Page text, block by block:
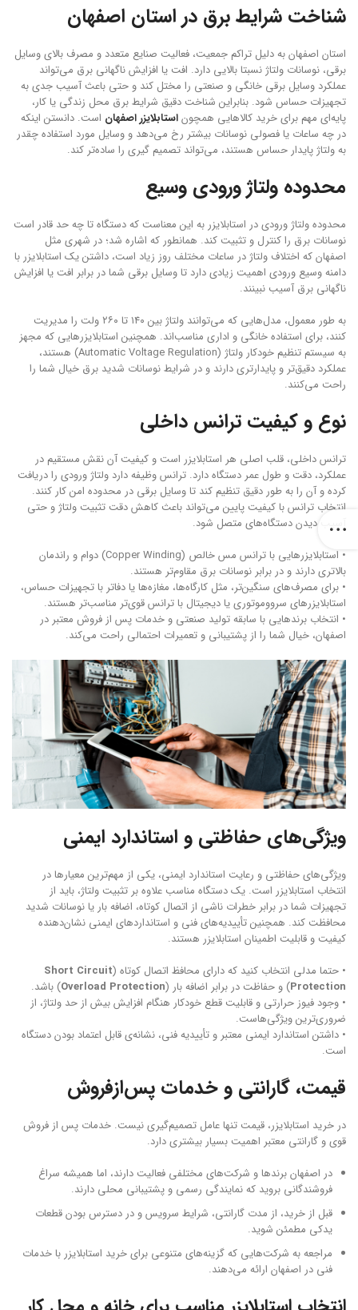
شناخت شرایط برق در استان اصفهان
استان اصفهان به دلیل تراکم جمعیت، فعالیت صنایع متعدد و مصرف بالای وسایل
برقی، نوسانات ولتاژ نسبتا بالایی دارد. افت یا افزایش ناگهانی برق می‌تواند
عملکرد وسایل برقی خانگی و صنعتی را مختل کند و حتی باعث آسیب جدی به
تجهیزات حساس شود. بنابراین شناخت دقیق شرایط برق محل زندگی یا کار،
پایه‌ای مهم برای خرید کالاهایی همچوناستابلایزر اصفهان است. دانستن اینکه
در چه ساعات یا فصولی نوسانات بیشتر رخ می‌دهد و وسایل مورد استفاده چقدر
به ولتاژ پایدار حساس هستند، می‌تواند تصمیم ‌گیری را ساده‌تر کند.
محدوده ولتاژ ورودی وسیع
محدوده ولتاژ ورودی در استابلایزر به این معناست که دستگاه تا چه حد قادر است
نوسانات برق را کنترل و تثبیت کند. همانطور که اشاره شد؛ در شهری مثل
اصفهان که اختلاف ولتاژ در ساعات مختلف روز زیاد است، داشتن یک استابلایزر با
دامنه وسیع ورودی اهمیت زیادی دارد تا وسایل برقی شما در برابر افت یا افزایش
ناگهانی برق آسیب نبینند.
به طور معمول، مدل‌هایی که می‌توانند ولتاژ بین ۱۴۰ تا ۲۶۰ ولت را مدیریت
کنند، برای استفاده خانگی و اداری مناسب‌اند. همچنین استابلایزرهایی که مجهز
به سیستم تنظیم خودکار ولتاژ (Automatic Voltage Regulation) هستند،
عملکرد دقیق‌تر و پایدارتری دارند و در شرایط نوسانات شدید برق خیال شما را
راحت می‌کنند.
نوع و کیفیت ترانس داخلی
ترانس داخلی، قلب اصلی هر استابلایزر است و کیفیت آن نقش مستقیم در
عملکرد، دقت و طول عمر دستگاه دارد. ترانس وظیفه دارد ولتاژ ورودی را دریافت
کرده و آن را به ‌طور دقیق تنظیم کند تا وسایل برقی در محدوده امن کار کنند.
انتخاب ترانس با کیفیت پایین می‌تواند باعث کاهش دقت تثبیت ولتاژ و حتی
آسیب دیدن دستگاه‌های متصل شود.
• استابلایزرهایی با ترانس مس خالص (Copper Winding) دوام و راندمان
بالاتری دارند و در برابر نوسانات برق مقاوم‌تر هستند.
• برای مصرف‌های سنگین‌تر، مثل کارگاه‌ها، مغازه‌ها یا دفاتر با تجهیزات حساس،
استابلایزرهای سرووموتوری یا دیجیتال با ترانس قوی‌تر مناسب‌تر هستند.
• انتخاب برندهایی با سابقه تولید صنعتی و خدمات پس از فروش معتبر در
اصفهان، خیال شما را از پشتیبانی و تعمیرات احتمالی راحت می‌کند.
ویژگی‌های حفاظتی و استاندارد ایمنی
ویژگی‌های حفاظتی و رعایت استاندارد ایمنی، یکی از مهم‌ترین معیارها در
انتخاب استابلایزر است. یک دستگاه مناسب علاوه بر تثبیت ولتاژ، باید از
تجهیزات شما در برابر خطرات ناشی از اتصال کوتاه، اضافه بار یا نوسانات شدید
محافظت کند. همچنین تأییدیه‌های فنی و استانداردهای ایمنی نشان‌دهنده
کیفیت و قابلیت اطمینان استابلایزر هستند.
• حتما مدلی انتخاب کنید که دارای محافظ اتصال کوتاه (Short Circuit
Protection) و حفاظت در برابر اضافه بار (Overload Protection) باشد.
• وجود فیوز حرارتی و قابلیت قطع خودکار هنگام افزایش بیش از حد ولتاژ، از
ضروری‌ترین ویژگی‌هاست.
• داشتن استاندارد ایمنی معتبر و تأییدیه فنی، نشانه‌ی قابل اعتماد بودن دستگاه
است.
قیمت، گارانتی و خدمات پس‌ازفروش
در خرید استابلایزر، قیمت تنها عامل تصمیم‌گیری نیست. خدمات پس از فروش
قوی و گارانتی معتبر اهمیت بسیار بیشتری دارد.
در اصفهان برندها و شرکت‌های مختلفی فعالیت دارند، اما همیشه سراغ
فروشندگانی بروید که نمایندگی رسمی و پشتیبانی محلی دارند.
قبل از خرید، از مدت گارانتی، شرایط سرویس و در دسترس بودن قطعات
یدکی مطمئن شوید.
مراجعه به شرکت‌هایی که گزینه‌های متنوعی برای خرید استابلایزر با خدمات
فنی در اصفهان ارائه می‌دهند.